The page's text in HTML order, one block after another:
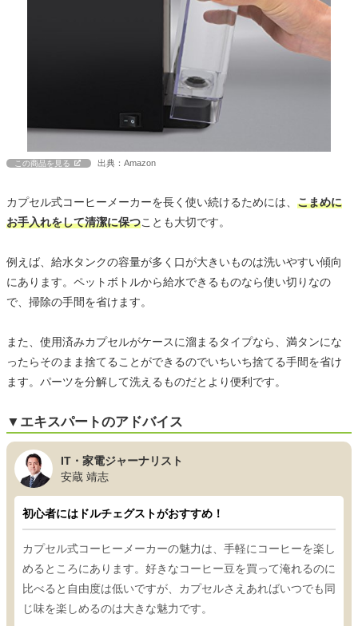
この商品を見る 出典：Amazon
カプセル式コーヒーメーカーを長く使い続けるためには、 こまめに
お手入れをして清潔に保つことも大切です。
例えば、給水タンクの容量が多く口が大きいものは洗いやすい傾向
にあります。ペットボトルから給水できるものなら使い切りなの
で、掃除の手間を省けます。
また、使用済みカプセルがケースに溜まるタイプなら、満タンにな
ったらそのまま捨てることができるのでいちいち捨てる手間を省け
ます。パーツを分解して洗えるものだとより便利です。
▼エキスパートのアドバイス
IT・家電ジャーナリスト
安蔵 靖志
初心者にはドルチェグストがおすすめ！
カプセル式コーヒーメーカーの魅力は、手軽にコーヒーを楽し
めるところにあります。好きなコーヒー豆を買って淹れるのに
比べると自由度は低いですが、カプセルさえあればいつでも同
じ味を楽しめるのは大きな魅力です。